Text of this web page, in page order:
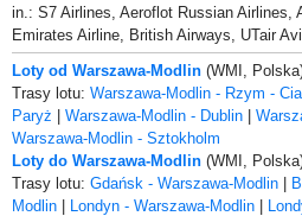
in.: S7 Airlines, Aeroflot Russian Airlines,
Emirates Airline, British Airways, UTair
Loty od Warszawa-Modlin (WMI,
Trasy lotu: Warszawa-Modlin - Rzym -
Paryż | Warszawa-Modlin - Dublin |
Warszawa-Modlin - Sztokholm
Loty do Warszawa-Modlin (WMI,
Trasy lotu: Gdańsk - Warszawa-Modlin |
Modlin | Londyn - Warszawa-Modlin |